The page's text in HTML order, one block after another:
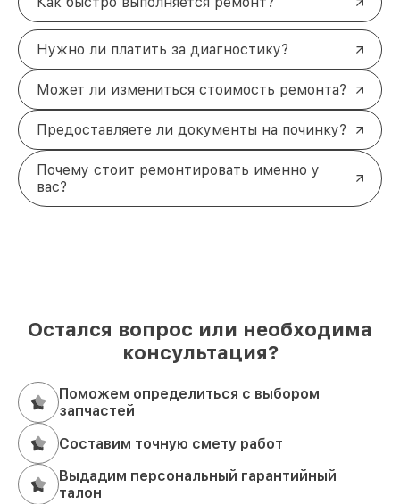
Нужно ли платить за диагностику?
Может ли измениться стоимость ремонта?
Предоставляете ли документы на починку?
Почему стоит ремонтировать именно у
вас?
Остался вопрос или необходима
консультация?
Поможем определиться с выбором
запчастей
Составим точную смету работ
Выдадим персональный гарантийный
талон